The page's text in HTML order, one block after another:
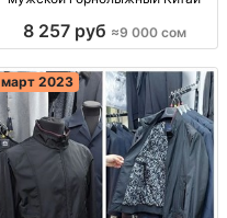
8 257 руб ≈9 000 сом
март 2023